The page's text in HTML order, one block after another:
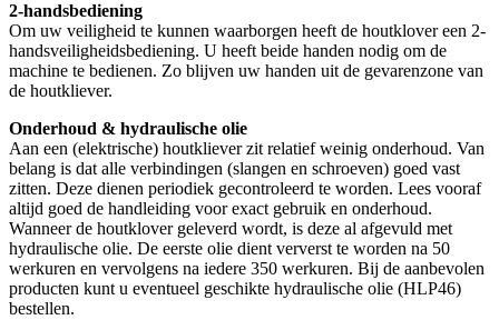
2-handsbediening
Om uw veiligheid te kunnen waarborgen heeft de houtklover een 2-
handsveiligheidsbediening. U heeft beide handen nodig om de
machine te bedienen. Zo blijven uw handen uit de gevarenzone van
de houtkliever.
Onderhoud & hydraulische olie
Aan een (elektrische) houtkliever zit relatief weinig onderhoud. Van
belang is dat alle verbindingen (slangen en schroeven) goed vast
zitten. Deze dienen periodiek gecontroleerd te worden. Lees vooraf
altijd goed de handleiding voor exact gebruik en onderhoud.
Wanneer de houtklover geleverd wordt, is deze al afgevuld met
hydraulische olie. De eerste olie dient ververst te worden na 50
werkuren en vervolgens na iedere 350 werkuren. Bij de aanbevolen
producten kunt u eventueel geschikte hydraulische olie (HLP46)
bestellen.